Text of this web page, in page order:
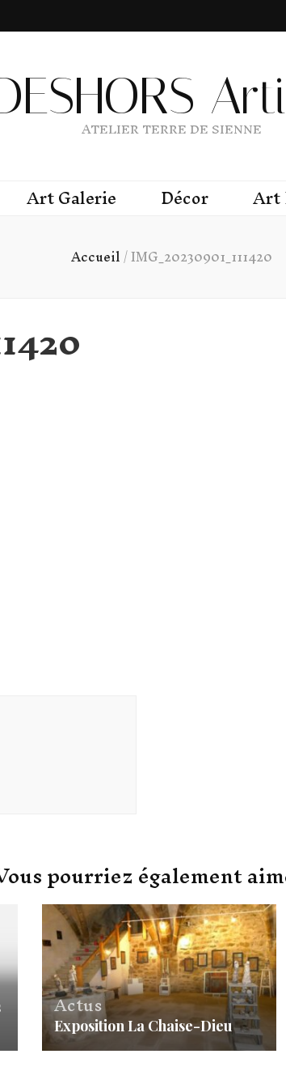
ATELIER TERRE DE SIENNE
Art Galerie Décor Art
Accueil/IMG_20230901_111420
pourriez également
Actus
Exposition La Chaise-Dieu